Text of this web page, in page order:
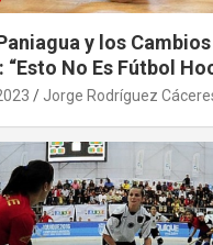
y los
“Esto No Es Fútbol
Jorge Rodríguez